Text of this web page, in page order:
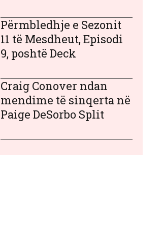
Përmbledhje e Sezonit
11 të Mesdheut, Episodi
9, poshtë Deck
Craig Conover ndan
mendime të sinqerta në
Paige DeSorbo Split